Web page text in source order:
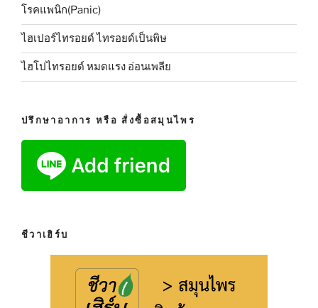
โรคแพนิก(Panic)
ไฮเปอร์ไทรอยด์ ไทรอยด์เป็นพิษ
ไฮโปไทรอยด์ หมดแรง อ่อนเพลีย
ปรึกษาอาการ หรือ สั่งซื้อสมุนไพร
ชีวาเฮิร์บ